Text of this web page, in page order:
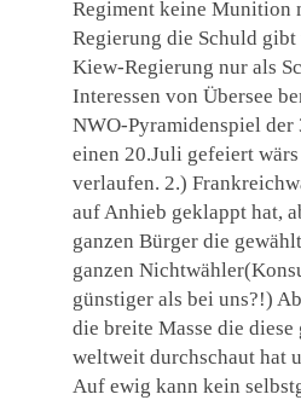
Regiment keine Munition
Regierung die Schuld
Kiew-Regierung nur als
Interessen von Übersee
NWO-Pyramidenspiel
einen 20.Juli gefeiert
verlaufen. 2.)
auf Anhieb geklappt hat,
ganzen Bürger die
ganzen
günstiger als bei uns?!)
die breite Masse die
weltweit durchschaut hat
Auf ewig kann kein